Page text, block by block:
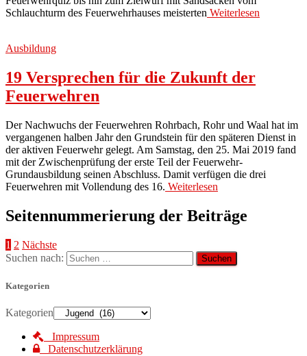
Schlauchturm des Feuerwehrhauses meisterten Weiterlesen
Ausbildung
19 Versprechen für die Zukunft der
Feuerwehren
Der Nachwuchs der Feuerwehren Rohrbach, Rohr und Waal hat im
vergangenen halben Jahr den Grundstein für den späteren Dienst in
der aktiven Feuerwehr gelegt. Am Samstag, den 25. Mai 2019 fand
mit der Zwischenprüfung der erste Teil der Feuerwehr-
Grundausbildung seinen Abschluss. Damit verfügen die drei
Feuerwehren mit Vollendung des 16. Weiterlesen
Seitennummerierung der Beiträge
1 2 Nächste
Suchen nach:
Kategorien
Kategorien
Impressum
Datenschutzerklärung